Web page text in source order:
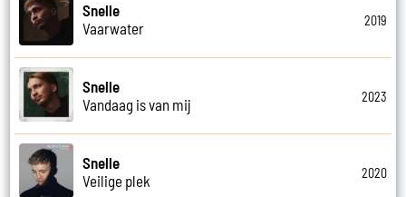
Snelle
Vaarwater
2019
Snelle
Vandaag is van mij
2023
Snelle
Veilige plek
2020